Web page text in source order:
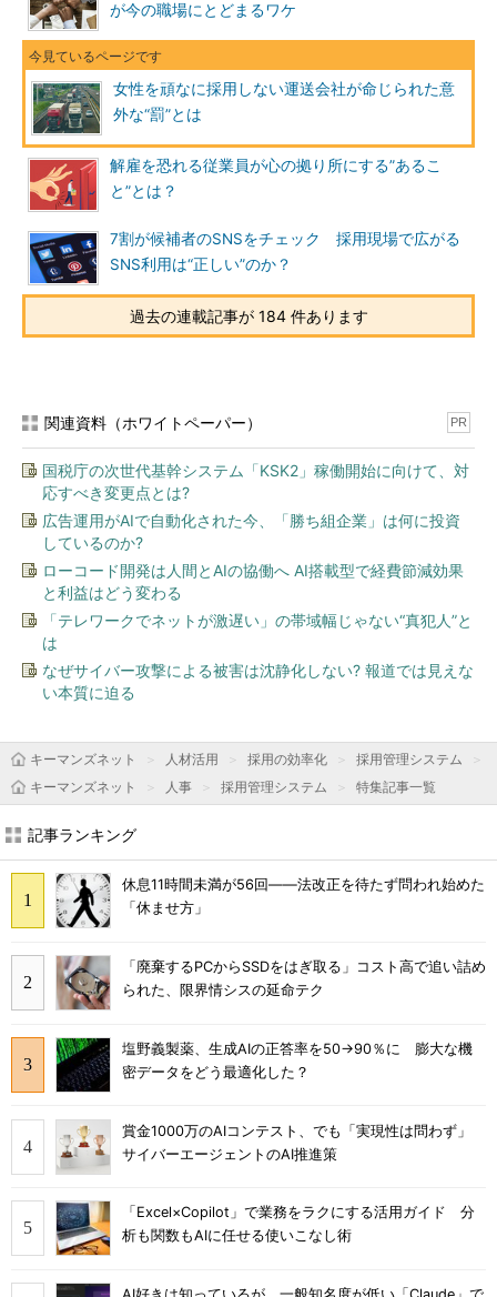
が今の職場にとどまるワケ
女性を頑なに採用しない運送会社が命じられた意
外な“罰”とは
解雇を恐れる従業員が心の拠り所にする”あるこ
と”とは？
7割が候補者のSNSをチェック 採用現場で広がる
SNS利用は“正しい”のか？
過去の連載記事が 184 件あります
関連資料（ホワイトペーパー） PR
国税庁の次世代基幹システム「KSK2」稼働開始に向けて、対
応すべき変更点とは?
広告運用がAIで自動化された今、「勝ち組企業」は何に投資
しているのか?
ローコード開発は人間とAIの協働へ AI搭載型で経費節減効果
と利益はどう変わる
「テレワークでネットが激遅い」の帯域幅じゃない“真犯人”と
は
なぜサイバー攻撃による被害は沈静化しない? 報道では見えな
い本質に迫る
キーマンズネット 人材活用 採用の効率化 採用管理システム
キーマンズネット
人事 採用管理システム 特集記事一覧
記事ランキング
休息11時間未満が56回――法改正を待たず問われ始めた
「休ませ方」
「廃棄するPCからSSDをはぎ取る」コスト高で追い詰め
られた、限界情シスの延命テク
塩野義製薬、生成AIの正答率を50→90％に 膨大な機
密データをどう最適化した？
賞金1000万のAIコンテスト、でも「実現性は問わず」
サイバーエージェントのAI推進策
「Excel×Copilot」で業務をラクにする活用ガイド 分
析も関数もAIに任せる使いこなし術